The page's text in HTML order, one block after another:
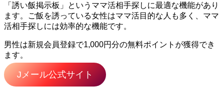
「誘い飯掲示板」というママ活相手探しに最適な機能があり
ます。ご飯を誘っている女性はママ活目的な人も多く、ママ
活相手探しには効率的な機能です。
男性は新規会員登録で1,000円分の無料ポイントが獲得でき
ます。
Jメール公式サイト